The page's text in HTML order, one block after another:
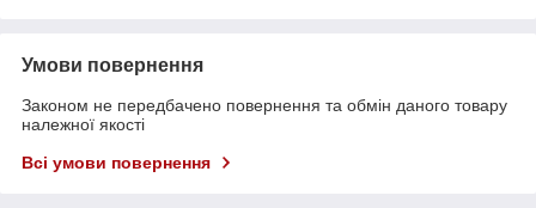
Умови повернення
Законом не передбачено повернення та обмін даного товару
належної якості
Всі умови повернення